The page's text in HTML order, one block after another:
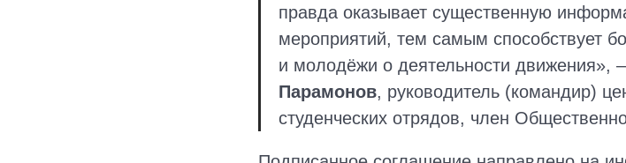
правда оказывает существенную
мероприятий, тем самым способствует
и молодёжи о деятельности движения»,
Парамонов, руководитель (командир)
студенческих отрядов, член